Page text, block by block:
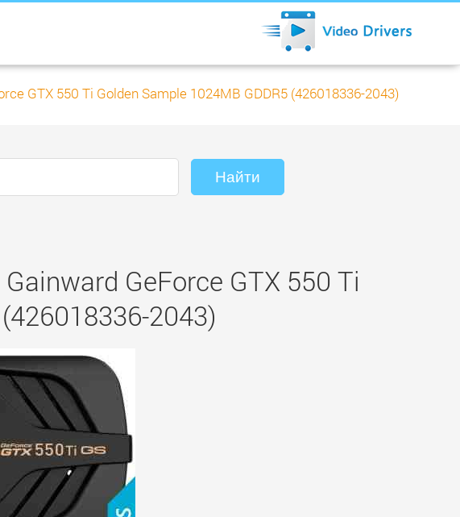
GTX 550 Ti Golden Sample 1024MB GDDR5 (426018336-2043)
GeForce GTX 550 Ti
2043)